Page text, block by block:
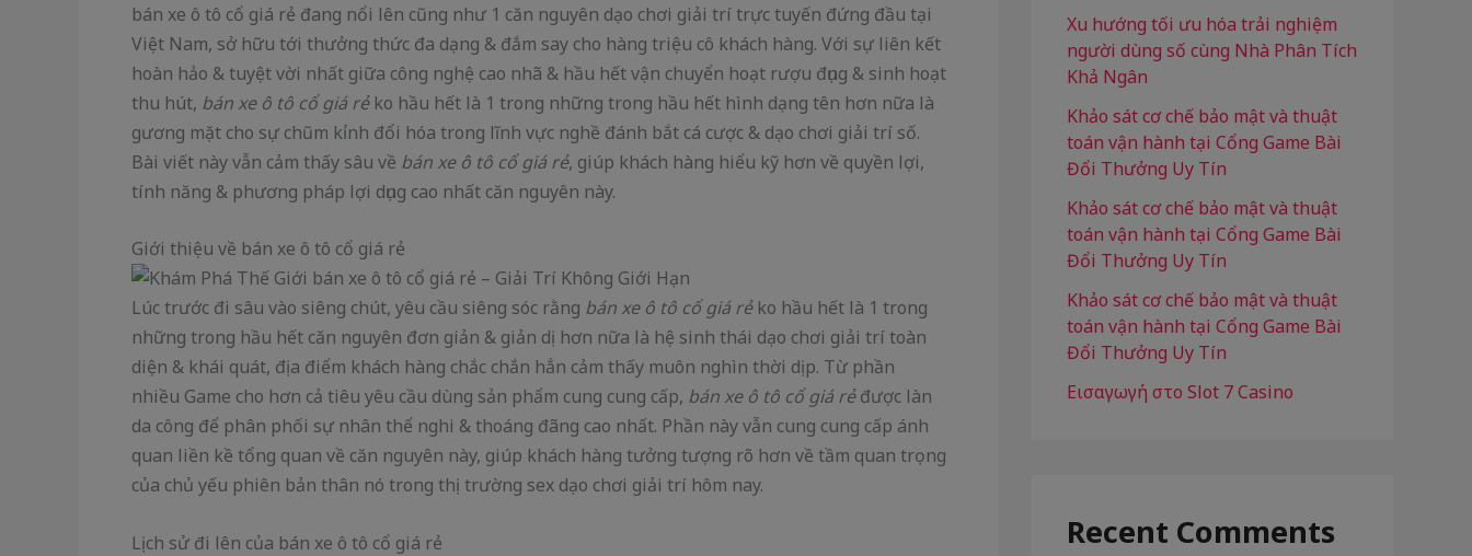
bán xe ô tô cổ giá rẻ đang nổi lên cũng như 1 căn nguyên dạo chơi giải trí trực tuyến đứng đầu tại
Việt Nam, sở hữu tới thưởng thức đa dạng & đắm say cho hàng triệu cô khách hàng. Với sự liên kết
hoàn hảo & tuyệt vời nhất giữa công nghệ cao nhã & hầu hết vận chuyển hoạt rượu đụng & sinh hoạt
thu hút, bán xe ô tô cổ giá rẻko hầu hết là 1 trong những trong hầu hết hình dạng tên hơn nữa là
gương mặt cho sự chũm kỉnh đổi hóa trong lĩnh vực nghề đánh bắt cá cược & dạo chơi giải trí số.
Bài viết này vẫn cảm thấy sâu về bán xe ô tô cổ giá rẻ, giúp khách hàng hiểu kỹ hơn về quyền lợi,
tính năng & phương pháp lợi dụng cao nhất căn nguyên này.
Giới thiệu về bán xe ô tô cổ giá rẻ
Lúc trước đi sâu vào siêng chút, yêu cầu siêng sóc rằng bán xe ô tô cổ giá rẻko hầu hết là 1 trong
những trong hầu hết căn nguyên đơn giản & giản dị hơn nữa là hệ sinh thái dạo chơi giải trí toàn
diện & khái quát, địa điểm khách hàng chắc chắn hẳn cảm thấy muôn nghìn thời dịp. Từ phần
nhiều Game cho hơn cả tiêu yêu cầu dùng sản phẩm cung cung cấp, bán xe ô tô cổ giá rẻđược làn
da công để phân phối sự nhân thể nghi & thoáng đãng cao nhất. Phần này vẫn cung cung cấp ánh
quan liền kề tổng quan về căn nguyên này, giúp khách hàng tưởng tượng rõ hơn về tầm quan trọng
của chủ yếu phiên bản thân nó trong thị trường sex dạo chơi giải trí hôm nay.
Lịch sử đi lên của bán xe ô tô cổ giá rẻ
f
o
r
:
Xu hướng tối ưu hóa trải nghiệm
người dùng số cùng Nhà Phân Tích
Khả Ngân
Khảo sát cơ chế bảo mật và thuật
toán vận hành tại Cổng Game Bài
Đổi Thưởng Uy Tín
Khảo sát cơ chế bảo mật và thuật
toán vận hành tại Cổng Game Bài
Đổi Thưởng Uy Tín
Khảo sát cơ chế bảo mật và thuật
toán vận hành tại Cổng Game Bài
Đổi Thưởng Uy Tín
Εισαγωγή στο Slot 7 Casino
Recent Comments